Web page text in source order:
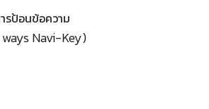
รป้อนข้อความ
Navi-Key)